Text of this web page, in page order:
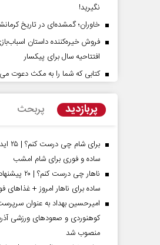
نگیرید!
خاوران؛ گمشده‌ای در تاریخ
افتتاحیه سال برای پیکسار
کتابی که شما را به مکث دعوت
پربازدید پربحث
برای
ساده و فوری برای شام امشب
ناهار چی درست
ساده برای ناهار امروز + غذاهای
امیرحسین بهداد به عنوان
کوهنوردی و صعودهای ورزشی
منصوب شد
ادعا‌های خلاف واقع آمریکا
مجلس